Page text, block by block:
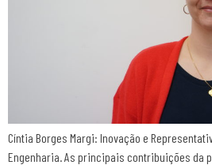
Cíntia Borges Margi: Inovação e
Engenharia. As principais contribuições da